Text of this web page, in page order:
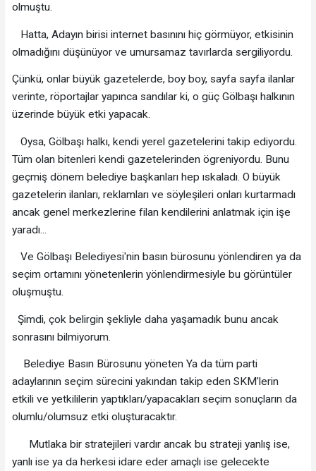
olmuştu.
Hatta, Adayın birisi internet basınını hiç görmüyor, etkisinin
olmadığını düşünüyor ve umursamaz tavırlarda sergiliyordu.
Çünkü, onlar büyük gazetelerde, boy boy, sayfa sayfa ilanlar
verinte, röportajlar yapınca sandılar ki, o güç Gölbaşı halkının
üzerinde büyük etki yapacak.
Oysa, Gölbaşı halkı, kendi yerel gazetelerini takip ediyordu.
Tüm olan bitenleri kendi gazetelerinden ögreniyordu. Bunu
geçmiş dönem belediye başkanları hep ıskaladı. O büyük
gazetelerin ilanları, reklamları ve söyleşileri onları kurtarmadı
ancak genel merkezlerine filan kendilerini anlatmak için işe
yaradı...
Ve Gölbaşı Belediyesi'nin basın bürosunu yönlendiren ya da
seçim ortamını yönetenlerin yönlendirmesiyle bu görüntüler
oluşmuştu.
Şimdi, çok belirgin şekliyle daha yaşamadık bunu ancak
sonrasını bilmiyorum.
Belediye Basın Bürosunu yöneten Ya da tüm parti
adaylarının seçim sürecini yakından takip eden SKM'lerin
etkili ve yetkililerin yaptıkları/yapacakları seçim sonuçların da
olumlu/olumsuz etki oluşturacaktır.
Mutlaka bir stratejileri vardır ancak bu strateji yanlış ise,
yanlı ise ya da herkesi idare eder amaçlı ise gelecekte